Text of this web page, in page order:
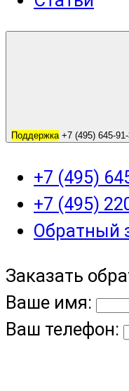
Поддержка+7 (495) 645-
+7 (495)
+7 (495)
Обратный
Заказать
Ваше имя:
Ваш телефон: